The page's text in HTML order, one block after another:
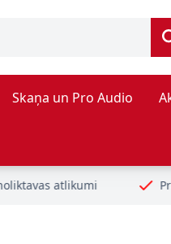
Skaņa un Pro Audio
Preču atgriešana